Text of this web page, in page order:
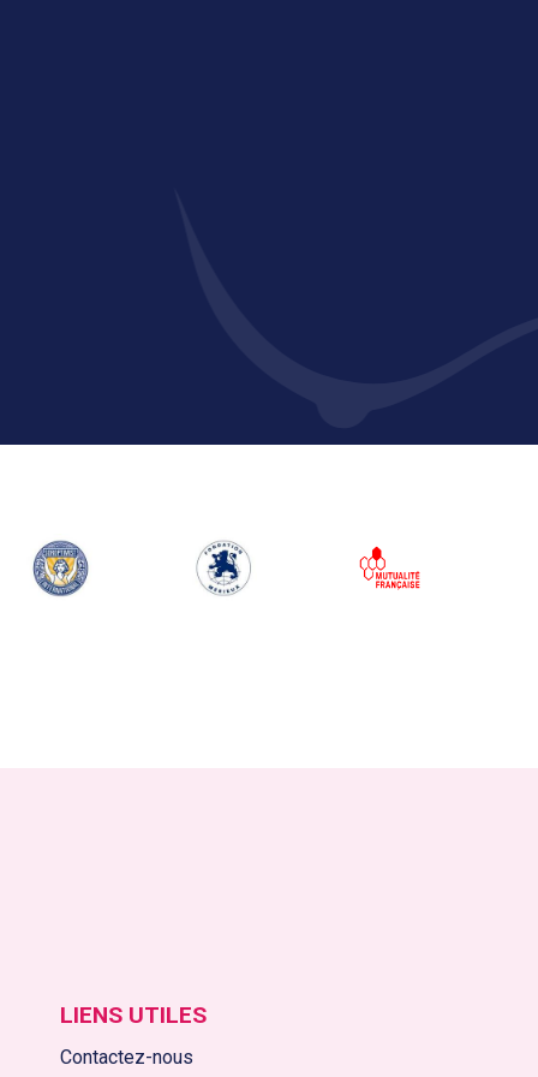
LIENS UTILES
Contactez-nous